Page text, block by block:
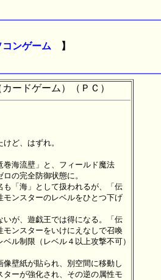
ンゲーム 】
カードゲーム）（ＰＣ）
ど、はずれ。
海流壁」と、フィールド魔法
の完全防御状態に。
「海」として扱われるが、「伝
ンスターのレベルをひとつ下げ
が、遊戯王では得になる。「伝
ンスターをいけにえなしで召喚
ル制限（レベル４以上攻撃不可）
壁紙が貼られ、別空間に移動し
ーが強化され、その逆の属性モ